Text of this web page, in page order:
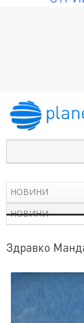
Здравко